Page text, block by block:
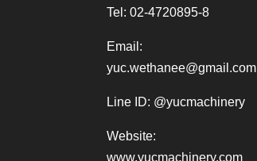
Tel: 02-4720895-8
Email:
yuc.wethanee@gmail.com
Line ID: @yucmachinery
Website:
www.yucmachinery.com